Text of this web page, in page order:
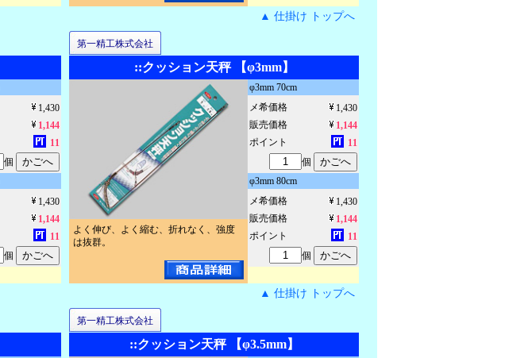
▲ 仕掛け トップへ
1,430
1,144
11
個
1,430
1,144
11
個
第一精工株式会社
::クッション天秤 【φ3mm】
よく伸び、よく縮む、折れなく、強度
は抜群。
φ3mm 70cm
メ希価格
1,430
販売価格
1,144
ポイント
11
個
φ3mm 80cm
メ希価格
1,430
販売価格
1,144
ポイント
11
個
▲ 仕掛け トップへ
第一精工株式会社
::クッション天秤 【φ3.5mm】